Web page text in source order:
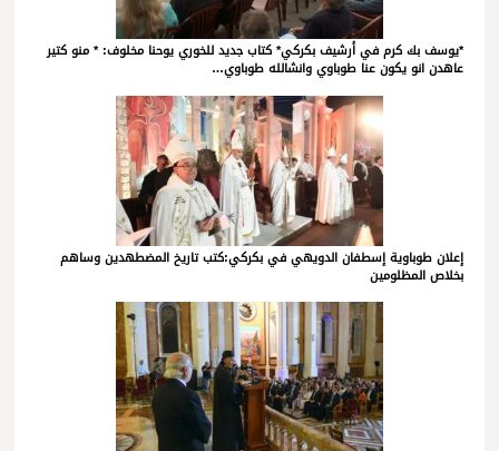
*يوسف بك كرم في أرشيف بكركي* كتاب جديد للخوري يوحنا مخلوف: * منو كتير
عاهدن انو يكون عنا طوباوي وانشالله طوباوي…
إعلان طوباوية إسطفان الدويهي في بكركي:كتب تاريخ المضطهدين وساهم
بخلاص المظلومين